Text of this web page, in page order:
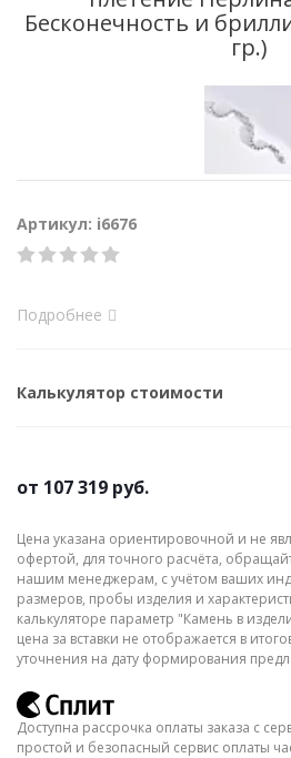
Бесконечность и
гр.)
Артикул: i6676
Подробнее
Калькулятор стоимости
от 107 319 руб.
Цена указана ориентировочной и не
офертой, для точного расчёта,
нашим менеджерам, с учётом ваших
размеров, пробы изделия и
калькуляторе параметр "Камень в
цена за вставки не отображается в
уточнения на дату формирования
Доступна рассрочка оплаты заказа с
простой и безопасный сервис оплаты